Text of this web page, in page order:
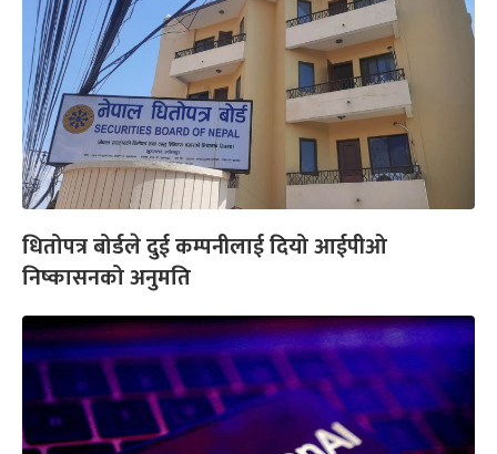
धितोपत्र बोर्डले दुई कम्पनीलाई दियो आईपीओ
निष्कासनको अनुमति